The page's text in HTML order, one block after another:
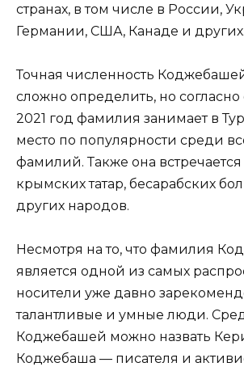
странах, в том числе в России,
Германии, США, Канаде и других.
Точная численность
сложно определить, но согласно
2021 год фамилия занимает в
место по популярности среди
фамилий. Также она
крымских татар, бесарабских
других народов.
Несмотря на то, что фамилия
является одной из самых
носители уже давно
талантливые и умные люди.
Коджебашей можно назвать
Коджебаша — писателя и